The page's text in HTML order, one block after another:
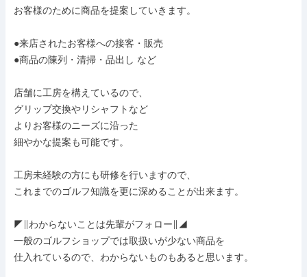
お客様のために商品を提案していきます。
●来店されたお客様への接客・販売
●商品の陳列・清掃・品出し など
店舗に工房を構えているので、
グリップ交換やリシャフトなど
よりお客様のニーズに沿った
細やかな提案も可能です。
工房未経験の方にも研修を行いますので、
これまでのゴルフ知識を更に深めることが出来ます。
◤∥わからないことは先輩がフォロー∥◢
一般のゴルフショップでは取扱いが少ない商品を
仕入れているので、わからないものもあると思います。